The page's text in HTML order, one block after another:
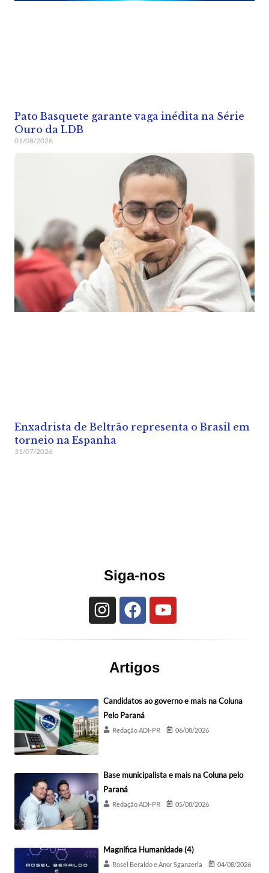
Pato Basquete garante vaga inédita na Série
Ouro da LDB
01/08/2026
Enxadrista de Beltrão representa o Brasil em
torneio na Espanha
31/07/2026
Siga-nos
Artigos
Candidatos ao governo e mais na Coluna
Pelo Paraná
Redação ADI-PR 06/08/2026
Base municipalista e mais na Coluna pelo
Paraná
Redação ADI-PR 05/08/2026
Magnífica Humanidade (4)
Rosel Beraldo e Anor Sganzerla 04/08/2026